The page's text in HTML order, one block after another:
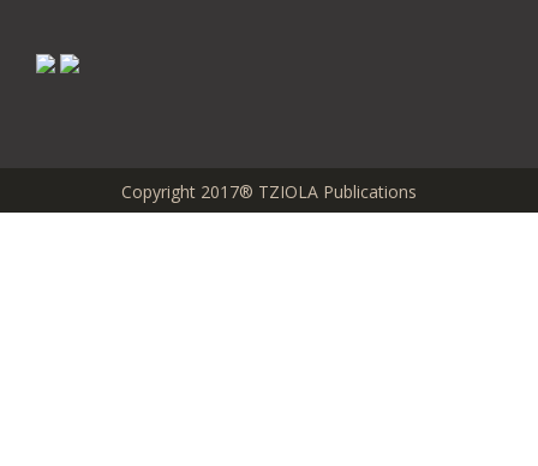
Copyright 2017® TZIOLA Publications